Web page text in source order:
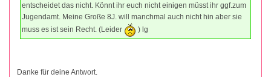
entscheidet das nicht. Könnt ihr euch nicht einigen müsst ihr ggf.zum
Jugendamt. Meine Große 8J. will manchmal auch nicht hin aber sie
muss es ist sein Recht. (Leider
) lg
Danke für deine Antwort.